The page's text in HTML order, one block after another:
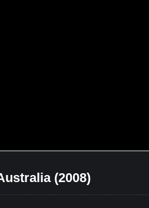
(2008)